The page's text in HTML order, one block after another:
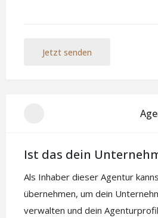
Jetzt senden
Ist das dein
Als Inhaber dieser Agentur
übernehmen, um dein
verwalten und dein